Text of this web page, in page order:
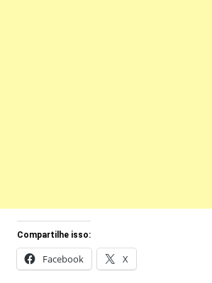
Compartilhe isso:
Facebook X